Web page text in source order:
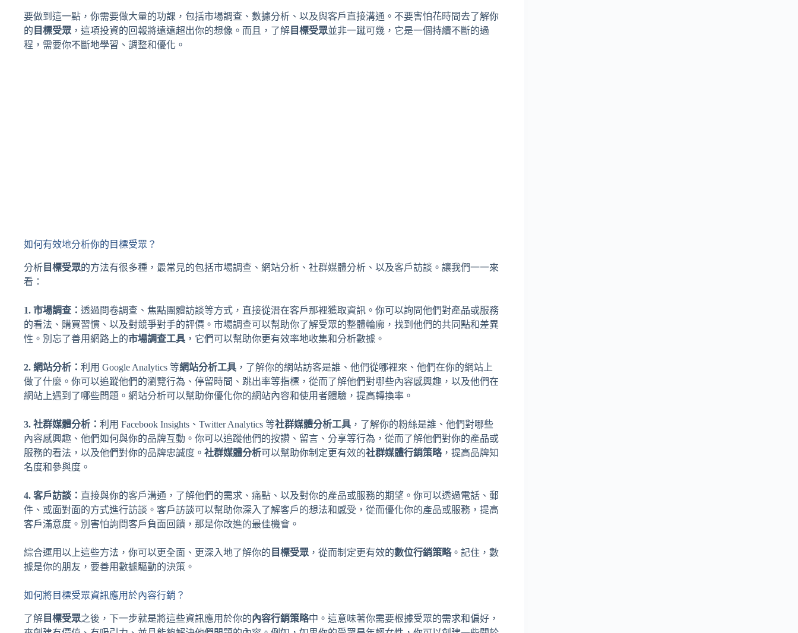
要做到這一點，你需要做大量的功課，包括市場調查、數據分析、以及與客戶直接溝通。不要害怕花時間去了解你
的 目標受眾 ，這項投資的回報將遠遠超出你的想像。而且，了解 目標受眾並非一蹴可幾，它是一個持續不斷的過
程，需要你不斷地學習、調整和優化。
如何有效地分析你的目標受眾？
分析 目標受眾的方法有很多種，最常見的包括市場調查、網站分析、社群媒體分析、以及客戶訪談。讓我們一一來
看：
1. 市場調查： 透過問卷調查、焦點團體訪談等方式，直接從潛在客戶那裡獲取資訊。你可以詢問他們對產品或服務
的看法、購買習慣、以及對競爭對手的評價。市場調查可以幫助你了解受眾的整體輪廓，找到他們的共同點和差異
性。別忘了善用網路上的市場調查工具 ，它們可以幫助你更有效率地收集和分析數據。
2. 網站分析： 利用 Google Analytics 等網站分析工具 ，了解你的網站訪客是誰、他們從哪裡來、他們在你的網站上
做了什麼。你可以追蹤他們的瀏覽行為、停留時間、跳出率等指標，從而了解他們對哪些內容感興趣，以及他們在
網站上遇到了哪些問題。網站分析可以幫助你優化你的網站內容和使用者體驗，提高轉換率。
3. 社群媒體分析： 利用 Facebook Insights、Twitter Analytics 等社群媒體分析工具 ，了解你的粉絲是誰、他們對哪些
內容感興趣、他們如何與你的品牌互動。你可以追蹤他們的按讚、留言、分享等行為，從而了解他們對你的產品或
服務的看法，以及他們對你的品牌忠誠度。 社群媒體分析可以幫助你制定更有效的社群媒體行銷策略，提高品牌知
名度和參與度。
4. 客戶訪談： 直接與你的客戶溝通，了解他們的需求、痛點、以及對你的產品或服務的期望。你可以透過電話、郵
件、或面對面的方式進行訪談。客戶訪談可以幫助你深入了解客戶的想法和感受，從而優化你的產品或服務，提高
客戶滿意度。別害怕詢問客戶負面回饋，那是你改進的最佳機會。
綜合運用以上這些方法，你可以更全面、更深入地了解你的 目標受眾 ，從而制定更有效的數位行銷策略。記住，數
據是你的朋友，要善用數據驅動的決策。
如何將目標受眾資訊應用於內容行銷？
了解 目標受眾之後，下一步就是將這些資訊應用於你的內容行銷策略中。這意味著你需要根據受眾的需求和偏好，